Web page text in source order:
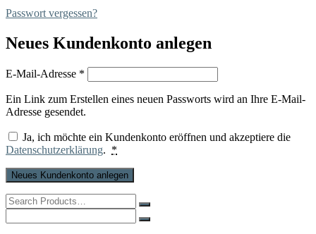
Passwort vergessen?
Neues Kundenkonto anlegen
E-Mail-Adresse *
Ein Link zum Erstellen eines neuen Passworts wird an Ihre E-Mail-
Adresse gesendet.
Ja, ich möchte ein Kundenkonto eröffnen und akzeptiere die
Datenschutzerklärung. *
Neues Kundenkonto anlegen
Search
for:
for: